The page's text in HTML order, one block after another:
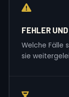
FEHLER
Welche Fälle
sie